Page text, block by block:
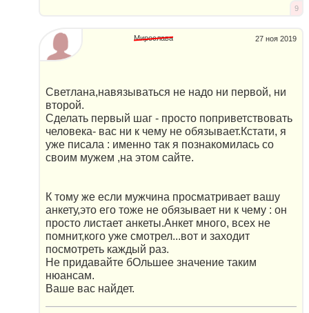
9
27 ноя 2019
Мирослава
Светлана,навязываться не надо ни первой, ни
второй.
Сделать первый шаг - просто поприветствовать
человека- вас ни к чему не обязывает.Кстати, я
уже писала : именно так я познакомилась со
своим мужем ,на этом сайте.
К тому же если мужчина просматривает вашу
анкету,это его тоже не обязывает ни к чему : он
просто листает анкеты.Анкет много, всех не
помнит,кого уже смотрел...вот и заходит
посмотреть каждый раз.
Не придавайте бОльшее значение таким
нюансам.
Ваше вас найдет.